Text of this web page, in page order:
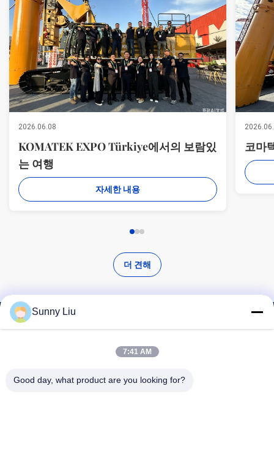
2026.06.08
KOMATEK EXPO Türkiye에서의 보람있
는 여행
자세한 내용
코마
더 견해
고품질 의 제품 을 찾아라
Sunny Liu
7:41 AM
Good day, what product are you looking for?